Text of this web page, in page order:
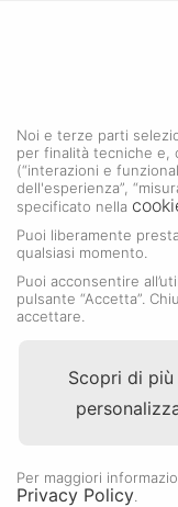
Noi e terze parti
per finalità tecniche e,
(“interazioni e
dell'esperienza”,
specificato nella
Puoi liberamente
qualsiasi momento.
Puoi acconsentire
pulsante “Accetta”.
accettare.
Scopri di più
Per maggiori
Privacy Policy